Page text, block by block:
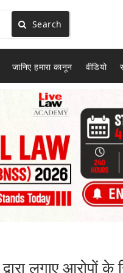
Search
जानिए हमारा कानून वीडियो
लगाए